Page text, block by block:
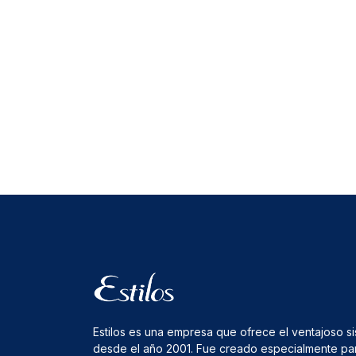
Estilos es una empresa que ofrece el ventajoso
desde el año 2001. Fue creado especialmente